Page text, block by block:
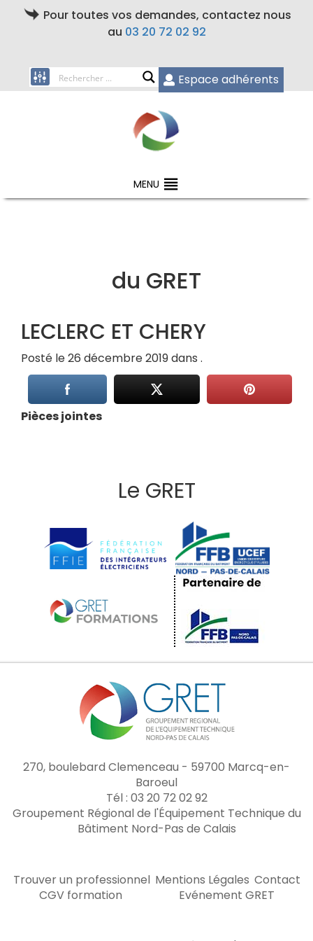
Pour toutes vos demandes, contactez nous
au 03 20 72 02 92
Espace adhérents
MENU
du GRET
LECLERC ET CHERY
Posté le 26 décembre 2019 dans .
Pièces jointes
Le GRET
270, boulebard Clemenceau - 59700 Marcq-en-
Baroeul
Tél : 03 20 72 02 92
Groupement Régional de l'Équipement Technique du
Bâtiment Nord-Pas de Calais
Trouver un professionnel Mentions Légales Contact
CGV formation
Evénement GRET